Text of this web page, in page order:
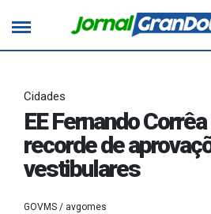
Cidades
EE Fernando
recorde de
vestibulares
GOVMS / avgomes